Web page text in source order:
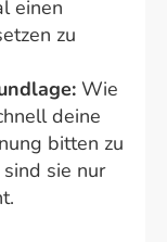
einen
zu
Wie
deine
bitten zu
sie nur